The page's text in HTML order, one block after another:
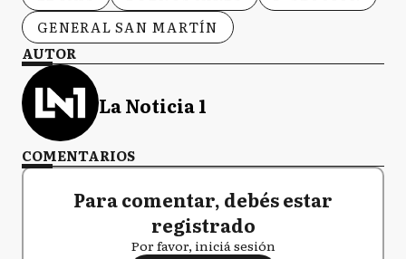
GENERAL SAN MARTÍN
AUTOR
La Noticia 1
COMENTARIOS
Para comentar, debés estar
registrado
Por favor, iniciá sesión